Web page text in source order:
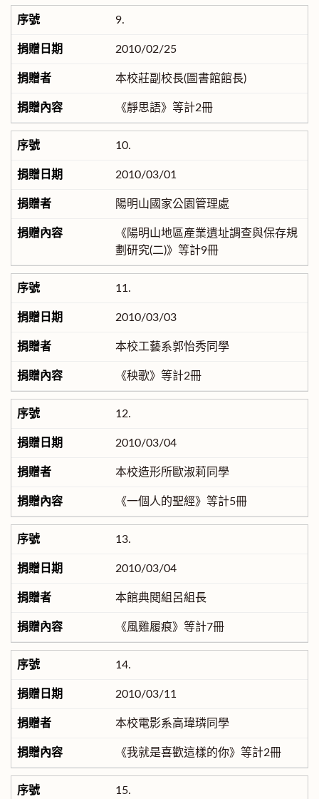
9.
2010/02/25
本校莊副校長(圖書館館長)
《靜思語》等計2冊
10.
2010/03/01
陽明山國家公園管理處
《陽明山地區產業遺址調查與保存規
劃研究(二)》等計9冊
11.
2010/03/03
本校工藝系郭怡秀同學
《秧歌》等計2冊
12.
2010/03/04
本校造形所歐淑莉同學
《一個人的聖經》等計5冊
13.
2010/03/04
本館典閱組呂組長
《風雞履痕》等計7冊
14.
2010/03/11
本校電影系高瑋璘同學
《我就是喜歡這樣的你》等計2冊
15.